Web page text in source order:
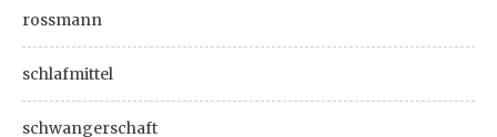
rossmann
schlafmittel
schwangerschaft